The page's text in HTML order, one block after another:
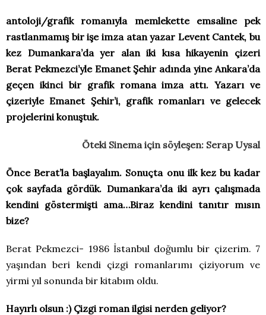
antoloji/grafik romanıyla memlekette emsaline pek
rastlanmamış bir işe imza atan yazar Levent Cantek, bu
kez Dumankara’da yer alan iki kısa hikayenin çizeri
Berat Pekmezci’yle Emanet Şehir adında yine Ankara’da
geçen ikinci bir grafik romana imza attı. Yazarı ve
çizeriyle Emanet Şehir’i, grafik romanları ve gelecek
projelerini konuştuk.
Öteki Sinema için söyleşen: Serap Uysal
Önce Berat’la başlayalım. Sonuçta onu ilk kez bu kadar
çok sayfada gördük. Dumankara’da iki ayrı çalışmada
kendini göstermişti ama…Biraz kendini tanıtır mısın
bize?
Berat Pekmezci- 1986 İstanbul doğumlu bir çizerim. 7
yaşından beri kendi çizgi romanlarımı çiziyorum ve
yirmi yıl sonunda bir kitabım oldu.
Hayırlı olsun :) Çizgi roman ilgisi nerden geliyor?